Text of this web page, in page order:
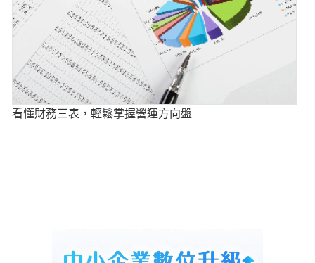
看懂財務三表，輕鬆掌握營運方向盤